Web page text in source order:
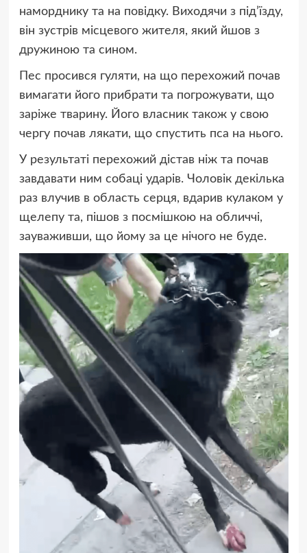
наморднику та на повідку. Виходячи з під’їзду,
він зустрів місцевого жителя, який йшов з
дружиною та сином.
Пес просився гуляти, на що перехожий почав
вимагати його прибрати та погрожувати, що
заріже тварину. Його власник також у свою
чергу почав лякати, що спустить пса на нього.
У результаті перехожий дістав ніж та почав
завдавати ним собаці ударів. Чоловік декілька
раз влучив в область серця, вдарив кулаком у
щелепу та, пішов з посмішкою на обличчі,
зауваживши, що йому за це нічого не буде.